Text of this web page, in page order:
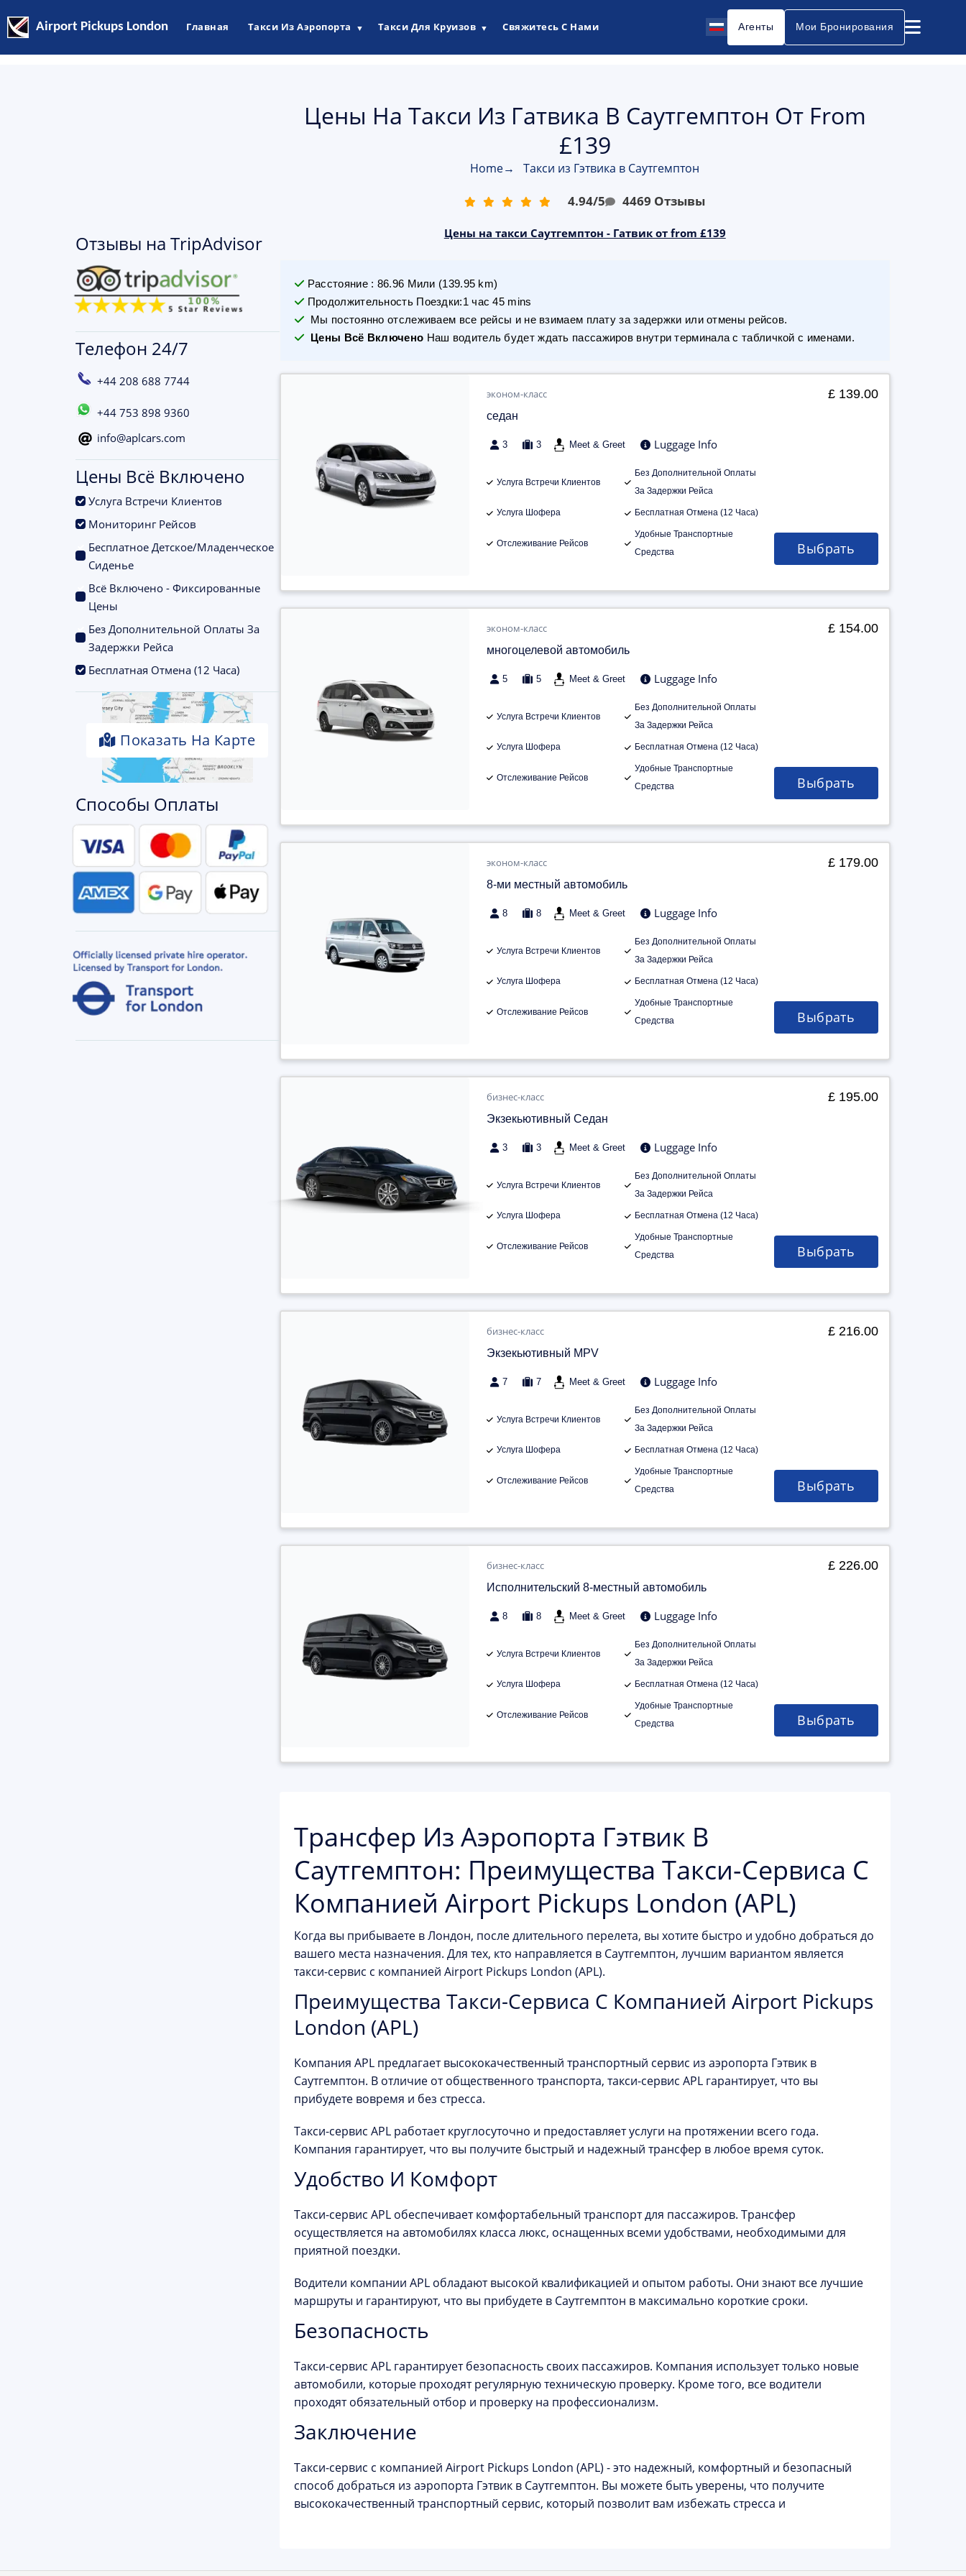
Airport Pickups London Главная Такси Из Аэропорта ▼ Такси Для Круизов ▼ Свяжитесь С Нами Агенты Мои Бронирования
Отзывы на TripAdvisor
Телефон 24/7
+44 208 688 7744
+44 753 898 9360
info@aplcars.com
Цены Всё Включено
Услуга Встречи Клиентов
Мониторинг Рейсов
Бесплатное Детское/Младенческое
Сиденье
Всё Включено - Фиксированные
Цены
Без Дополнительной Оплаты За
Задержки Рейса
Бесплатная Отмена (12 Часа)
Показать На Карте
Способы Оплаты
Цены На Такси Из Гатвика В Саутгемптон От From
£139
Home→ Такси из Гэтвика в Саутгемптон
4.94/5 4469 Отзывы
Цены на такси Саутгемптон - Гатвик от from £139
Расстояние: 86.96 Мили (139.95 km)
Продолжительность Поездки:1 час 45 mins
Мы постоянно отслеживаем все рейсы и не взимаем плату за задержки или отмены рейсов.
Цены Всё Включено Наш водитель будет ждать пассажиров внутри терминала с табличкой с именами.
эконом-класс
седан
3 3 Meet & Greet Luggage Info
Услуга Встречи Клиентов
Без Дополнительной Оплаты
За Задержки Рейса
Услуга Шофера Бесплатная Отмена (12 Часа)
Отслеживание Рейсов
Удобные Транспортные
Средства
£ 139.00
Выбрать
эконом-класс
многоцелевой автомобиль
5 5 Meet & Greet Luggage Info
Услуга Встречи Клиентов
Без Дополнительной Оплаты
За Задержки Рейса
Услуга Шофера Бесплатная Отмена (12 Часа)
Отслеживание Рейсов
Удобные Транспортные
Средства
£ 154.00
Выбрать
эконом-класс
8-ми местный автомобиль
8 8 Meet & Greet Luggage Info
Услуга Встречи Клиентов
Без Дополнительной Оплаты
За Задержки Рейса
Услуга Шофера Бесплатная Отмена (12 Часа)
Отслеживание Рейсов
Удобные Транспортные
Средства
£ 179.00
Выбрать
бизнес-класс
Экзекьютивный Седан
3 3 Meet & Greet Luggage Info
Услуга Встречи Клиентов
Без Дополнительной Оплаты
За Задержки Рейса
Услуга Шофера Бесплатная Отмена (12 Часа)
Отслеживание Рейсов
Удобные Транспортные
Средства
£ 195.00
Выбрать
бизнес-класс
Экзекьютивный MPV
7 7 Meet & Greet Luggage Info
Услуга Встречи Клиентов
Без Дополнительной Оплаты
За Задержки Рейса
Услуга Шофера Бесплатная Отмена (12 Часа)
Отслеживание Рейсов
Удобные Транспортные
Средства
£ 216.00
Выбрать
бизнес-класс
Исполнительский 8-местный автомобиль
8 8 Meet & Greet Luggage Info
Услуга Встречи Клиентов
Без Дополнительной Оплаты
За Задержки Рейса
Услуга Шофера Бесплатная Отмена (12 Часа)
Отслеживание Рейсов
Удобные Транспортные
Средства
£ 226.00
Выбрать
Трансфер Из Аэропорта Гэтвик В
Саутгемптон: Преимущества Такси-Сервиса С
Компанией Airport Pickups London (APL)
Когда вы прибываете в Лондон, после длительного перелета, вы хотите быстро и удобно добраться до
вашего места назначения. Для тех, кто направляется в Саутгемптон, лучшим вариантом является
такси-сервис с компанией Airport Pickups London (APL).
Преимущества Такси-Сервиса С Компанией Airport Pickups
London (APL)
Компания APL предлагает высококачественный транспортный сервис из аэропорта Гэтвик в
Саутгемптон. В отличие от общественного транспорта, такси-сервис APL гарантирует, что вы
прибудете вовремя и без стресса.
Такси-сервис APL работает круглосуточно и предоставляет услуги на протяжении всего года.
Компания гарантирует, что вы получите быстрый и надежный трансфер в любое время суток.
Удобство И Комфорт
Такси-сервис APL обеспечивает комфортабельный транспорт для пассажиров. Трансфер
осуществляется на автомобилях класса люкс, оснащенных всеми удобствами, необходимыми для
приятной поездки.
Водители компании APL обладают высокой квалификацией и опытом работы. Они знают все лучшие
маршруты и гарантируют, что вы прибудете в Саутгемптон в максимально короткие сроки.
Безопасность
Такси-сервис APL гарантирует безопасность своих пассажиров. Компания использует только новые
автомобили, которые проходят регулярную техническую проверку. Кроме того, все водители
проходят обязательный отбор и проверку на профессионализм.
Заключение
Такси-сервис с компанией Airport Pickups London (APL) - это надежный, комфортный и безопасный
способ добраться из аэропорта Гэтвик в Саутгемптон. Вы можете быть уверены, что получите
высококачественный транспортный сервис, который позволит вам избежать стресса и